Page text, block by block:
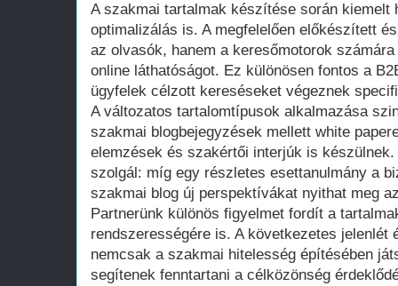
A szakmai tartalmak készítése során kiemelt
optimalizálás is. A megfelelően előkészített
az olvasók, hanem a keresőmotorok
online láthatóságot. Ez különösen fontos a
ügyfelek célzott kereséseket végeznek
A változatos tartalomtípusok alkalmazása
szakmai blogbejegyzések mellett white
elemzések és szakértői interjúk is
szolgál: míg egy részletes esettanulmány a
szakmai blog új perspektívákat nyithat meg
Partnerünk különös figyelmet fordít a
rendszerességére is. A következetes jelenlét
nemcsak a szakmai hitelesség építésében
segítenek fenntartani a célközönség